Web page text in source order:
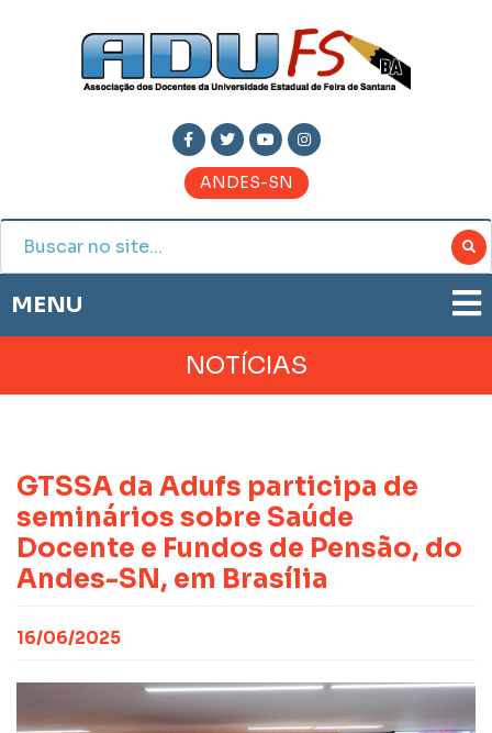
ANDES-SN
MENU
HISTÓRIA
NOTAS PUBLICADAS
JURÍDICO
PRESTAÇÃO DE CONTAS
CONTATO
FILIE-SE
NOTÍCIAS
GTSSA da Adufs participa de
seminários sobre Saúde
Docente e Fundos de Pensão, do
Andes-SN, em Brasília
16/06/2025